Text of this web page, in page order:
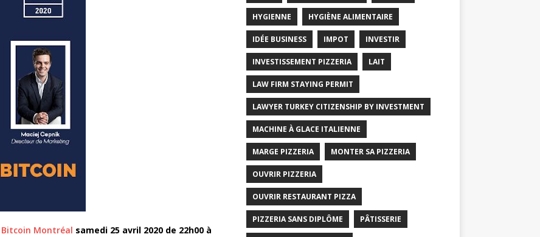
Bitcoin Montréal samedi 25 avril 2020 de 22h00 à
HYGIENNE HYGIÈNE ALIMENTAIRE
IDÉE BUSINESS IMPOT INVESTIR
INVESTISSEMENT PIZZERIA LAIT
LAW FIRM STAYING PERMIT
LAWYER TURKEY CITIZENSHIP BY INVESTMENT
MACHINE À GLACE ITALIENNE
MARGE PIZZERIA MONTER SA PIZZERIA
OUVRIR PIZZERIA
OUVRIR RESTAURANT PIZZA
PIZZERIA SANS DIPLÔME PÂTISSERIE